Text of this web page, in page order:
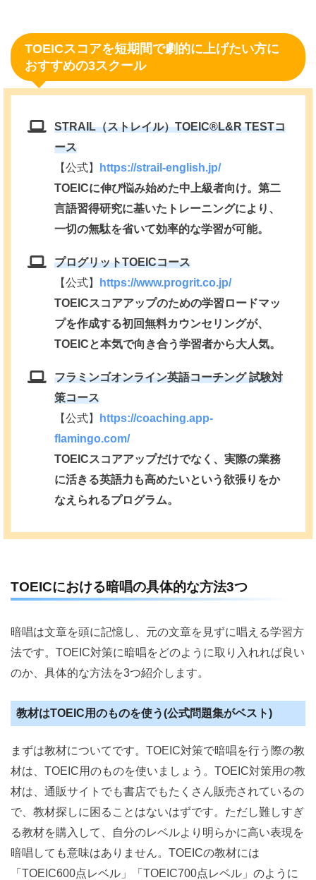
TOEICスコアを短期間で劇的に上げたい方に
おすすめの3スクール
STRAIL（ストレイル）TOEIC®️L&R TESTコ
ース
【公式】
https://strail-english.jp/
TOEICに伸び悩み始めた中上級者向け。第二
言語習得研究に基いたトレーニングにより、
一切の無駄を省いて効率的な学習が可能。
プログリットTOEICコース
【公式】
https://www.progrit.co.jp/
TOEICスコアアップのための学習ロードマッ
プを作成する初回無料カウンセリングが、
TOEICと本気で向き合う学習者から大人気。
フラミンゴオンライン英語コーチング 試験対
策コース
【公式】
https://coaching.app-
flamingo.com/
TOEICスコアアップだけでなく、実際の業務
に活きる英語力も高めたいという欲張りをか
なえられるプログラム。
TOEICにおける暗唱の具体的な方法3つ
暗唱は文章を頭に記憶し、元の文章を見ずに唱える学習方
法です。TOEIC対策に暗唱をどのように取り入れれば良い
のか、具体的な方法を3つ紹介します。
教材はTOEIC用のものを使う(公式問題集がベスト)
まずは教材についてです。TOEIC対策で暗唱を行う際の教
材は、TOEIC用のものを使いましょう。TOEIC対策用の教
材は、通販サイトでも書店でもたくさん販売されているの
で、教材探しに困ることはないはずです。ただし難しすぎ
る教材を購入して、自分のレベルより明らかに高い表現を
暗唱しても意味はありません。TOEICの教材には
「TOEIC600点レベル」「TOEIC700点レベル」のように